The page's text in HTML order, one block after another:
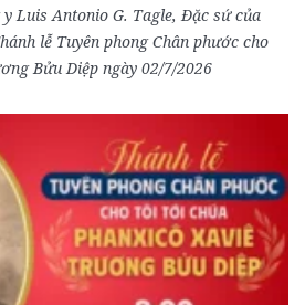
Luis Antonio G. Tagle, Đặc sứ của
lễ Tuyên phong Chân phước cho
Bửu Diệp ngày 02/7/2026